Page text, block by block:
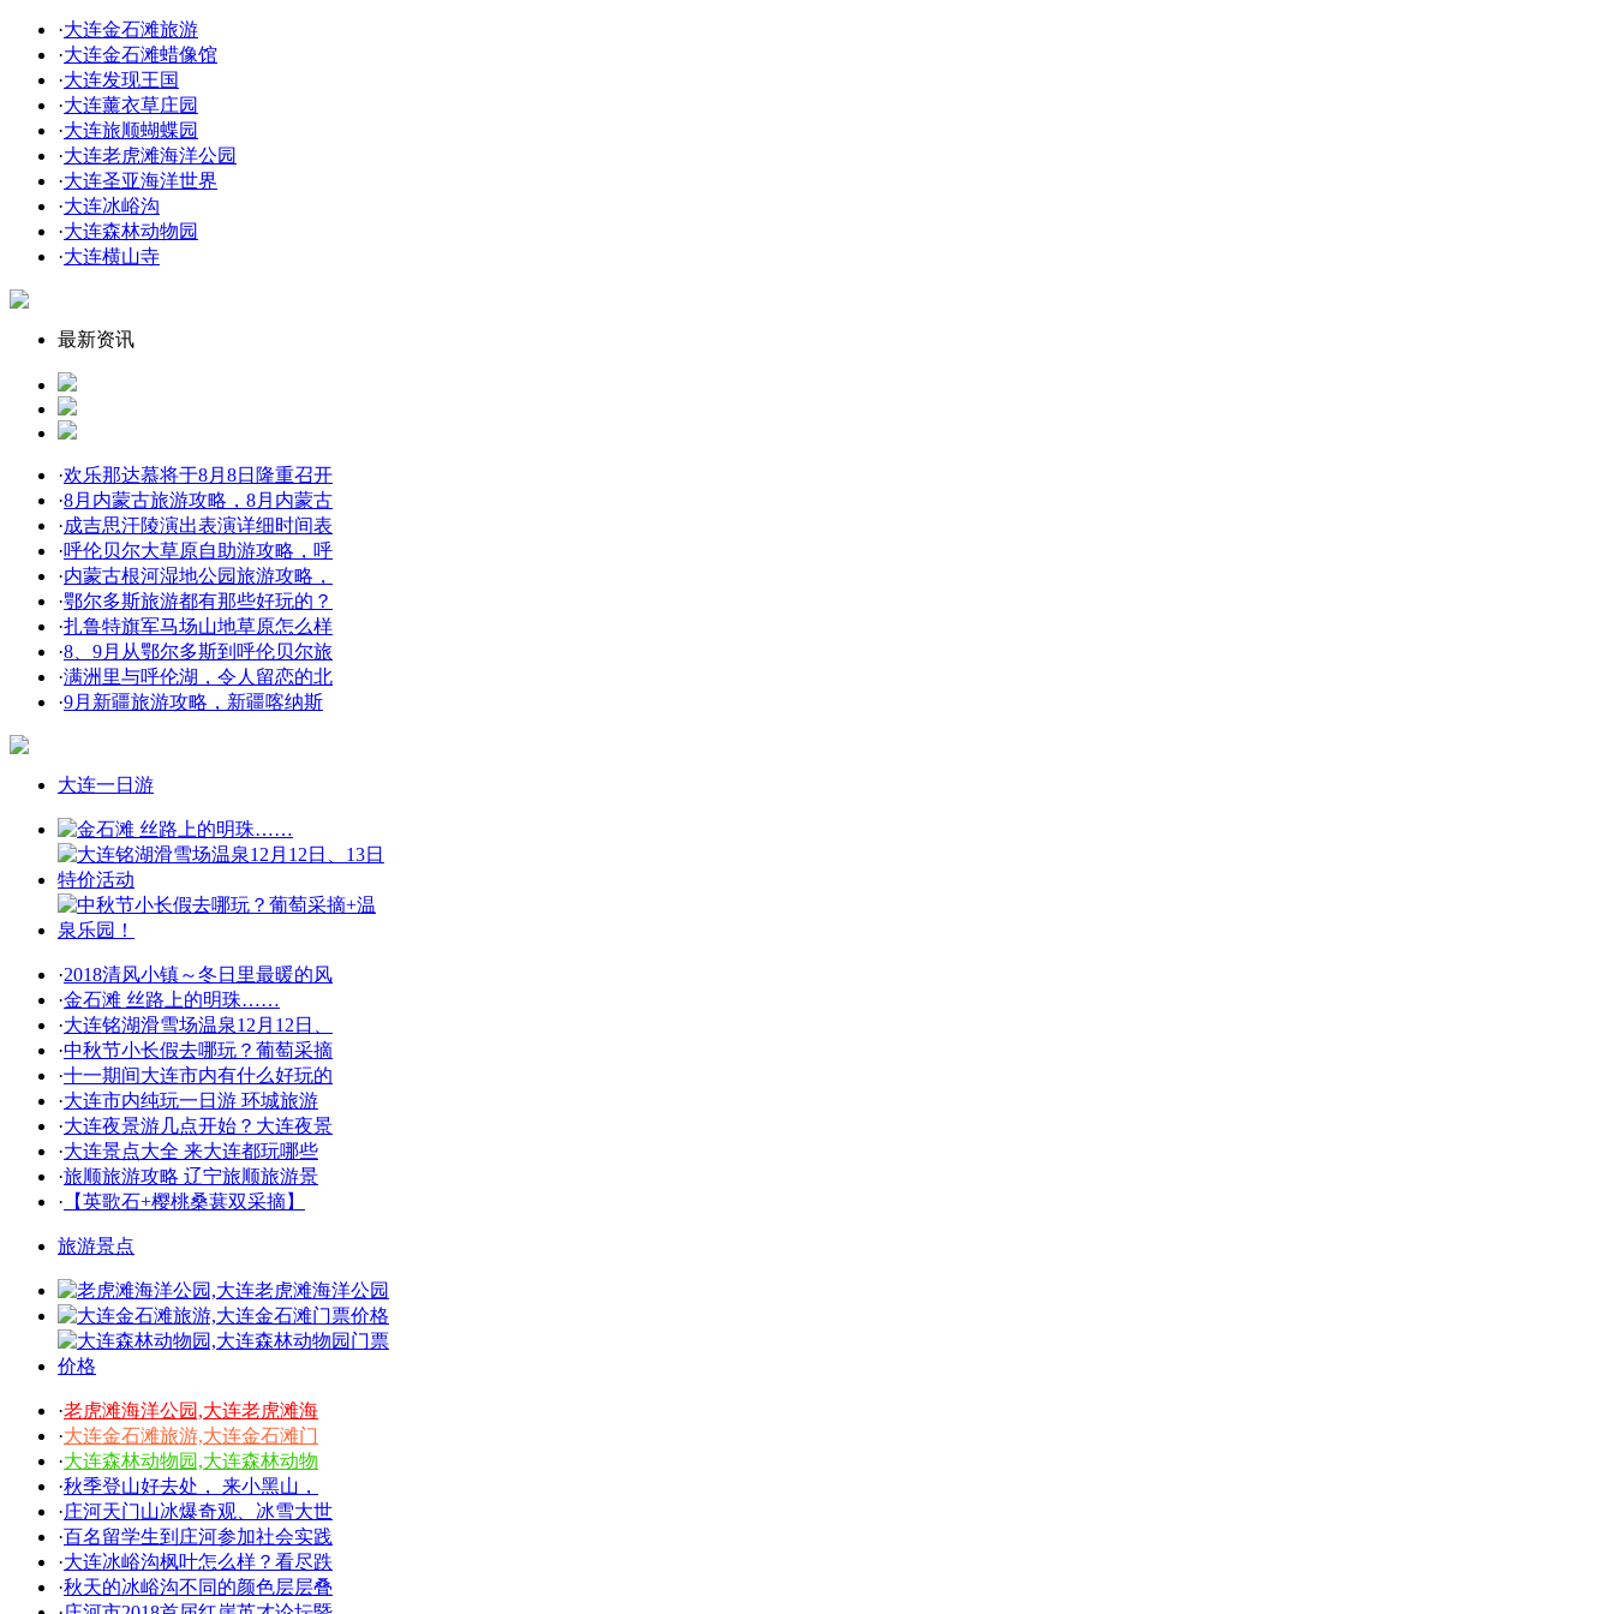
·大连金石滩旅游
·大连金石滩蜡像馆
·大连发现王国
·大连薰衣草庄园
·大连旅顺蝴蝶园
·大连老虎滩海洋公园
·大连圣亚海洋世界
·大连冰峪沟
·大连森林动物园
·大连横山寺
最新资讯
·欢乐那达慕将于8月8日隆重召开
·8月内蒙古旅游攻略，8月内蒙古
·成吉思汗陵演出表演详细时间表
·呼伦贝尔大草原自助游攻略，呼
·内蒙古根河湿地公园旅游攻略，
·鄂尔多斯旅游都有那些好玩的？
·扎鲁特旗军马场山地草原怎么样
·8、9月从鄂尔多斯到呼伦贝尔旅
·满洲里与呼伦湖，令人留恋的北
·9月新疆旅游攻略，新疆喀纳斯
大连一日游
·2018清风小镇～冬日里最暖的风
·金石滩 丝路上的明珠……
·大连铭湖滑雪场温泉12月12日、
·中秋节小长假去哪玩？葡萄采摘
·十一期间大连市内有什么好玩的
·大连市内纯玩一日游 环城旅游
·大连夜景游几点开始？大连夜景
·大连景点大全 来大连都玩哪些
·旅顺旅游攻略 辽宁旅顺旅游景
· 【英歌石+樱桃桑葚双采摘】
旅游景点
·老虎滩海洋公园,大连老虎滩海
·大连金石滩旅游,大连金石滩门
·大连森林动物园,大连森林动物
·秋季登山好去处， 来小黑山，
·庄河天门山冰爆奇观、冰雪大世
·百名留学生到庄河参加社会实践
·大连冰峪沟枫叶怎么样？看尽跌
·秋天的冰峪沟不同的颜色层层叠